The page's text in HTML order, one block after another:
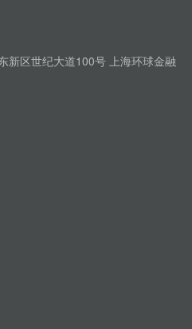
新区世纪大道100号 上海环球金融